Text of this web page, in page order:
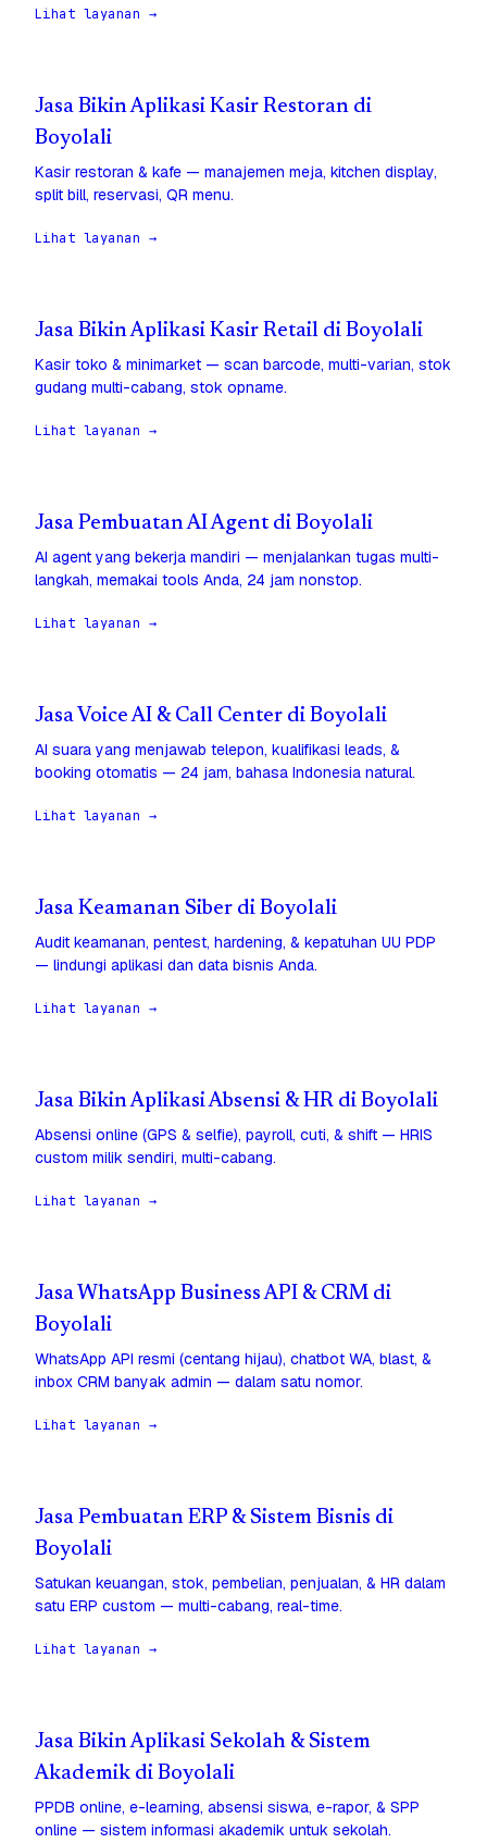
Lihat layanan →
Jasa Bikin Aplikasi Kasir Restoran di
Boyolali
Kasir restoran & kafe — manajemen meja, kitchen display,
split bill, reservasi, QR menu.
Lihat layanan →
Jasa Bikin Aplikasi Kasir Retail di Boyolali
Kasir toko & minimarket — scan barcode, multi-varian, stok
gudang multi-cabang, stok opname.
Lihat layanan →
Jasa Pembuatan AI Agent di Boyolali
AI agent yang bekerja mandiri — menjalankan tugas multi-
langkah, memakai tools Anda, 24 jam nonstop.
Lihat layanan →
Jasa Voice AI & Call Center di Boyolali
AI suara yang menjawab telepon, kualifikasi leads, &
booking otomatis — 24 jam, bahasa Indonesia natural.
Lihat layanan →
Jasa Keamanan Siber di Boyolali
Audit keamanan, pentest, hardening, & kepatuhan UU PDP
— lindungi aplikasi dan data bisnis Anda.
Lihat layanan →
Jasa Bikin Aplikasi Absensi & HR di Boyolali
Absensi online (GPS & selfie), payroll, cuti, & shift — HRIS
custom milik sendiri, multi-cabang.
Lihat layanan →
Jasa WhatsApp Business API & CRM di
Boyolali
WhatsApp API resmi (centang hijau), chatbot WA, blast, &
inbox CRM banyak admin — dalam satu nomor.
Lihat layanan →
Jasa Pembuatan ERP & Sistem Bisnis di
Boyolali
Satukan keuangan, stok, pembelian, penjualan, & HR dalam
satu ERP custom — multi-cabang, real-time.
Lihat layanan →
Jasa Bikin Aplikasi Sekolah & Sistem
Akademik di Boyolali
PPDB online, e-learning, absensi siswa, e-rapor, & SPP
online — sistem informasi akademik untuk sekolah.